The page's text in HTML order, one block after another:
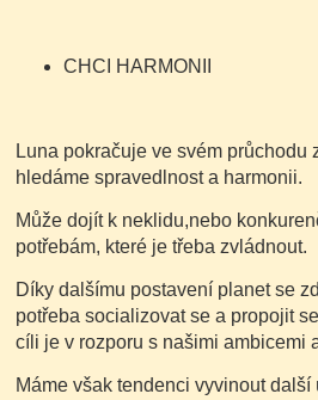
CHCI HARMONII
Luna pokračuje ve svém průchodu
hledáme spravedlnost a harmonii.
Může dojít k neklidu,nebo
potřebám, které je třeba zvládnout.
Díky dalšímu postavení planet se
potřeba socializovat se a propojit
cíli je v rozporu s našimi ambicemi
Máme však tendenci vyvinout